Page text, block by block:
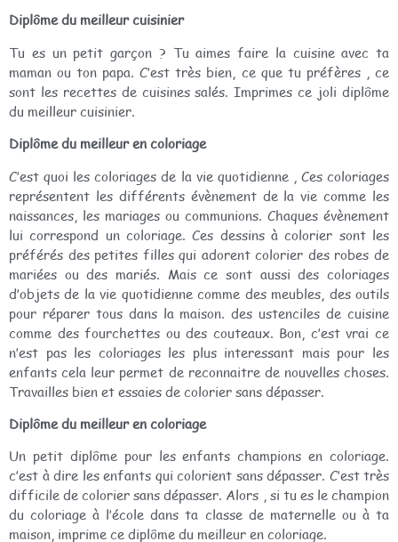
Diplôme du meilleur cuisinier
Tu es un petit garçon ? Tu aimes faire la cuisine avec ta
maman ou ton papa. C’est très bien, ce que tu préfères , ce
sont les recettes de cuisines salés. Imprimes ce joli diplôme
du meilleur cuisinier.
Diplôme du meilleur en coloriage
C’est quoi les coloriages de la vie quotidienne , Ces coloriages
représentent les différents évènement de la vie comme les
naissances, les mariages ou communions. Chaques évènement
lui correspond un coloriage. Ces dessins à colorier sont les
préférés des petites filles qui adorent colorier des robes de
mariées ou des mariés. Mais ce sont aussi des coloriages
d’objets de la vie quotidienne comme des meubles, des outils
pour réparer tous dans la maison. des ustenciles de cuisine
comme des fourchettes ou des couteaux. Bon, c’est vrai ce
n’est pas les coloriages les plus interessant mais pour les
enfants cela leur permet de reconnaitre de nouvelles choses.
Travailles bien et essaies de colorier sans dépasser.
Diplôme du meilleur en coloriage
Un petit diplôme pour les enfants champions en coloriage.
c’est à dire les enfants qui colorient sans dépasser. C’est très
difficile de colorier sans dépasser. Alors , si tu es le champion
du coloriage à l’école dans ta classe de maternelle ou à ta
maison, imprime ce diplôme du meilleur en coloriage.